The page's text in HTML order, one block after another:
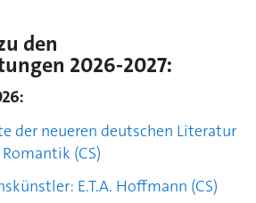
den
2026-2027:
der neueren deutschen Literatur
(CS)
E.T.A. Hoffmann (CS)